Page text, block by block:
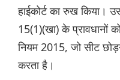
हाईकोर्ट का रुख किया।
15(1)(खा) के प्रावधानों
नियम 2015, जो सीट
करता है।